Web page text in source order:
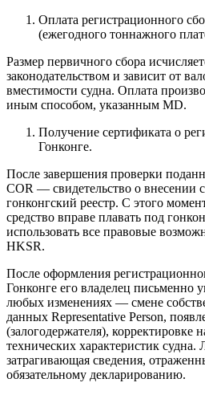
Оплата регистрационного
(ежегодного тоннажного
Размер первичного сбора
законодательством и зависит от
вместимости судна. Оплата
иным способом, указанным MD.
Получение сертификата о
Гонконге.
После завершения проверки
COR — свидетельство о внесении
гонконгский реестр. С этого
средство вправе плавать под
использовать все правовые
HKSR.
После оформления
Гонконге его владелец письменно
любых изменениях — смене
данных Representative Person,
(залогодержателя), корректировке
технических характеристик судна.
затрагивающая сведения,
обязательному декларированию.